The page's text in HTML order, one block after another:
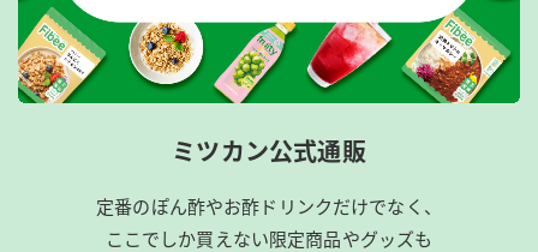
ミツカン公式通販
定番のぽん酢やお酢ドリンクだけでなく、
ここでしか買えない限定商品やグッズも